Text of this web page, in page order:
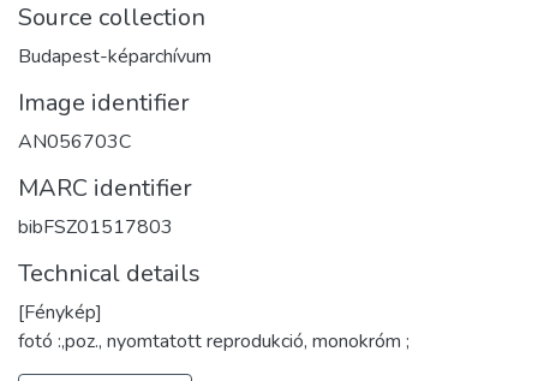
Source collection
Budapest-képarchívum
Image identifier
AN056703C
MARC identifier
bibFSZ01517803
Technical details
[Fénykép]
fotó :,poz., nyomtatott reprodukció, monokróm ;